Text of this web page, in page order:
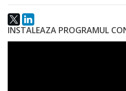
INSTALEAZA PROGRAMUL